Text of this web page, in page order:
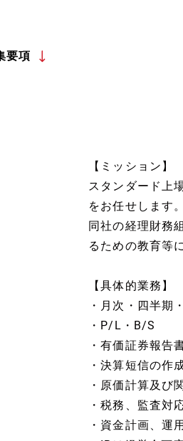
要項
【ミッション】
スタンダード上
をお任せします。
同社の経理財務
るための教育等
【具体的業務】
・月次・四半期
・P/L・B/S
・有価証券報告
・決算短信の作
・原価計算及び
・税務、監査対
・資金計画、運